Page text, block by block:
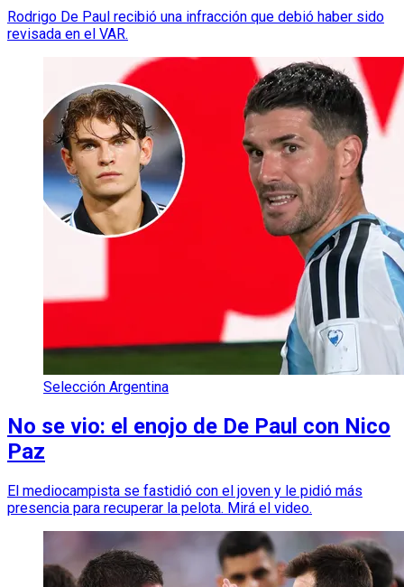
Rodrigo De Paul recibió una infracción que debió haber sido
revisada en el VAR.
Selección Argentina
No se vio: el enojo de De Paul con Nico
Paz
El mediocampista se fastidió con el joven y le pidió más
presencia para recuperar la pelota. Mirá el video.